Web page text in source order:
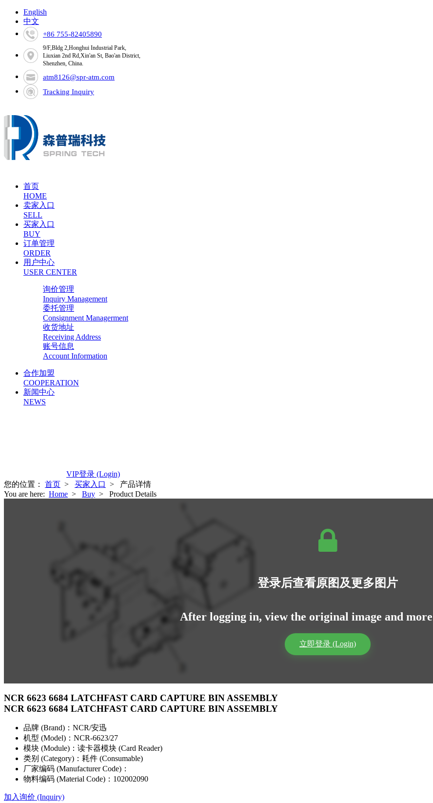
English
中文
+86 755-82405890
9/F,Bldg 2,Honghui Industrial Park,
Liuxian 2nd Rd,Xin'an St, Bao'an District,
Shenzhen, China.
atm8126@spr-atm.com
Tracking Inquiry
首页
HOME
卖家入口
SELL
买家入口
BUY
订单管理
ORDER
用户中心
USER CENTER
询价管理
Inquiry Management
委托管理
Consignment Managerment
收货地址
Receiving Address
账号信息
Account Information
合作加盟
COOPERATION
新闻中心
NEWS
VIP登录 (Login)
您的位置： 首页 > 买家入口 > 产品详情
You are here: Home > Buy > Product Details
登录后查看原图及更多图片
After logging in, view the original image and
立即登录 (Login)
NCR 6623 6684 LATCHFAST CARD CAPTURE BIN ASSEMBLY
NCR 6623 6684 LATCHFAST CARD CAPTURE BIN ASSEMBLY
品牌 (Brand)： NCR/安迅
机型 (Model)： NCR-6623/27
模块 (Module)： 读卡器模块 (Card Reader)
类别 (Category)： 耗件 (Consumable)
厂家编码 (Manufacturer Code)：
物料编码 (Material Code)： 102002090
加入询价 (Inquiry)